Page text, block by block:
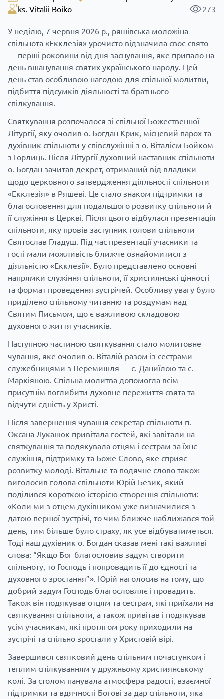
ks. Vitalii Boiko
273
У неділю, 7 червня 2026 р., ряшівська моложіна
спільнота «Екклезія» урочисто відзначила своє свято
— перші роковини від дня заснування, яке припало на
день вшанування святих українського народу. Цей
день став особливою нагодою для спільної молитви,
підбиття підсумків діяльності та братнього
спілкування.
Святкування розпочалося зі спільної Божественної
Літургії, яку очолив о. Богдан Крик, місцевий парох та
духівник спільноти у співслужінні з о. Віталієм Бойком
з Горлиць. Після Літургії духовний наставник спільноти
о. Богдан зачитав декрет, отриманий від владики
щодо церковного затвердження діяльності спільноти
«Екклезія» в Ряшеві. Це стало знаком підтримки та
благословення для подальшого розвитку спільноти й
її служіння в Церкві. Після цього відбулася презентація
спільноти, яку провів заступник голови спільноти
Святослав Гладуш. Під час презентації учасники та
гості мали можливість ближче ознайомитися з
діяльністю «Екклезії». Було представлено основні
напрямки служіння спільноти, її християнські цінності
та формат проведення зустрічей. Особливу увагу було
приділено спільному читанню та роздумам над
Святим Письмом, що є важливою складовою
духовного життя учасників.
Наступною частиною святкування стало молитовне
чування, яке очолив о. Віталій разом із сестрами
служебницями з Перемишля — с. Даниїлою та с.
Маркіяною. Спільна молитва допомогла всім
присутнім поглибити духовне пережиття свята та
відчути єдність у Христі.
Після завершення чування секретар спільноти п.
Оксана Луканюк привітала гостей, які завітали на
святкування та подякувала отцям і сестрам за їхнє
служіння, підтримку та Боже Слово, яке сприяє
розвитку молоді. Вітальне та подячне слово також
виголосив голова спільноти Юрій Безик, який
поділився короткою історією створення спільноти:
«Коли ми з отцем духівником уже визначилися з
датою першої зустрічі, то чим ближче наближався той
день, тим більше було страху, як усе відбуватиметься.
Тоді наш духівник о. Богдан сказав мені такі важливі
слова: “Якщо Бог благословив задум створити
спільноту, то Господь і попровадить її до єдності та
духовного зростання”». Юрій наголосив на тому, що
добрий задум Господь благословляє і провадить.
Також він подякував отцям та сестрам, які приїхали на
святкування спільноти, а також привітав і подякував
усім учасникам, які протягом року приходили на
зустрічі та спільно зростали у Христовій вірі.
Завершився святковий день спільним почастунком і
теплим спілкуванням у дружньому християнському
колі. За столом панувала атмосфера радості, взаємної
підтримки та вдячності Богові за дар спільноти, яка